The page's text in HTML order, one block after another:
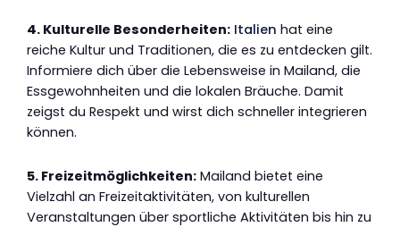
4. Kulturelle Besonderheiten: Italien hat eine
reiche Kultur und Traditionen, die es zu entdecken gilt.
Informiere dich über die Lebensweise in Mailand, die
Essgewohnheiten und die lokalen Bräuche. Damit
zeigst du Respekt und wirst dich schneller integrieren
können.
5. Freizeitmöglichkeiten: Mailand bietet eine
Vielzahl an Freizeitaktivitäten, von kulturellen
Veranstaltungen über sportliche Aktivitäten bis hin zu